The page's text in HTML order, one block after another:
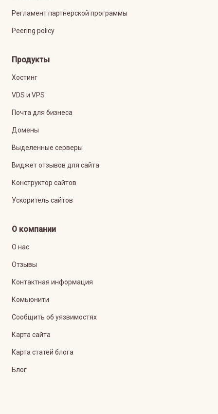
Регламент партнерской программы
Peering policy
Продукты
Хостинг
VDS и VPS
Почта для бизнеса
Домены
Выделенные серверы
Виджет отзывов для сайта
Конструктор сайтов
Ускоритель сайтов
О компании
О нас
Отзывы
Контактная информация
Комьюнити
Сообщить об уязвимостях
Карта сайта
Карта статей блога
Блог